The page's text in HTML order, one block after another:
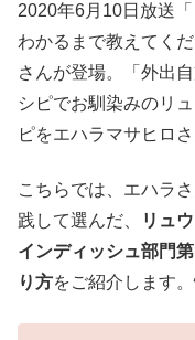
2020年6月10日放送
わかるまで教えてく
さんが登場。「外出
シピでお馴染みのリ
ピをエハラマサヒロ
こちらでは、エハラ
践して選んだ、
リュ
インディッシュ部門
り方をご紹介します